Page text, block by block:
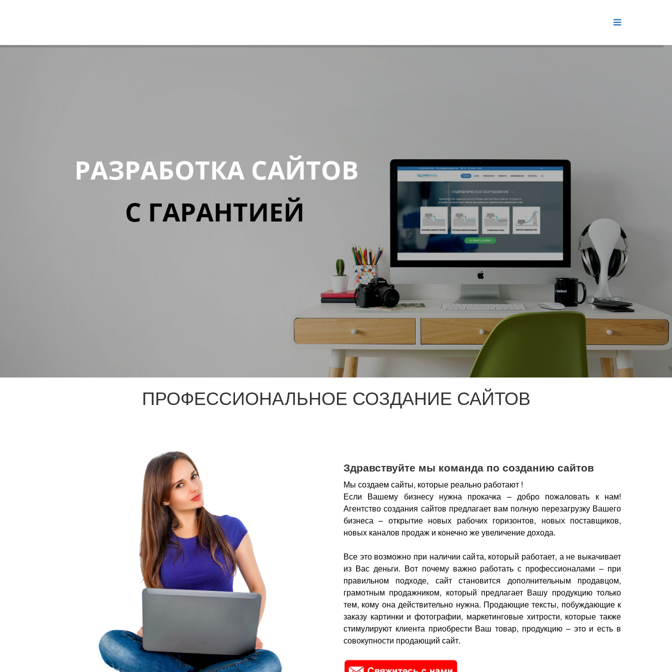
РАЗРАБОТКА САЙТОВ
С ГАРАНТИЕЙ
ПРОФЕССИОНАЛЬНОЕ СОЗДАНИЕ САЙТОВ
Здравствуйте мы команда по созданию сайтов
Мы создаем сайты, которые реально работают !
Если Вашему бизнесу нужна прокачка – добро пожаловать к нам!
Агентство создания сайтов предлагает вам полную перезагрузку Вашего
бизнеса – открытие новых рабочих горизонтов, новых поставщиков,
новых каналов продаж и конечно же увеличение дохода.
Все это возможно при наличии сайта, который работает, а не выкачивает
из Вас деньги. Вот почему важно работать с профессионалами – при
правильном подходе, сайт становится дополнительным продавцом,
грамотным продажником, который предлагает Вашу продукцию только
тем, кому она действительно нужна. Продающие тексты, побуждающие к
заказу картинки и фотографии, маркетинговые хитрости, которые также
стимулируют клиента приобрести Ваш товар, продукцию – это и есть в
совокупности продающий сайт.